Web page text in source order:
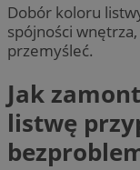
Dobór koloru
spójności
przemyśleć.
Jak
listwę